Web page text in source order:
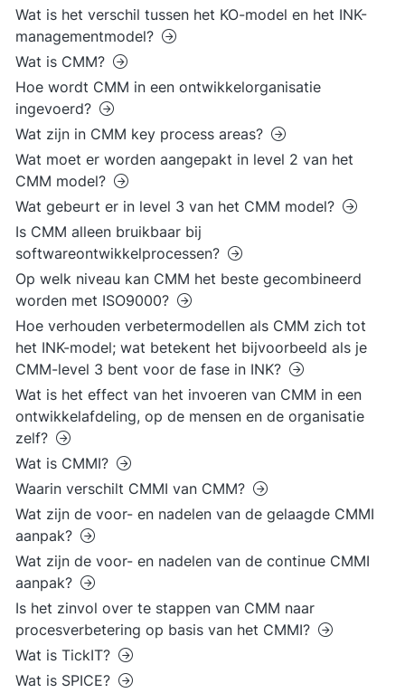
Wat is het verschil tussen het KO-model en het INK-
managementmodel?
Wat is CMM?
Hoe wordt CMM in een ontwikkelorganisatie
ingevoerd?
Wat zijn in CMM key process areas?
Wat moet er worden aangepakt in level 2 van het
CMM model?
Wat gebeurt er in level 3 van het CMM model?
Is CMM alleen bruikbaar bij
softwareontwikkelprocessen?
Op welk niveau kan CMM het beste gecombineerd
worden met ISO9000?
Hoe verhouden verbetermodellen als CMM zich tot
het INK-model; wat betekent het bijvoorbeeld als je
CMM-level 3 bent voor de fase in INK?
Wat is het effect van het invoeren van CMM in een
ontwikkelafdeling, op de mensen en de organisatie
zelf?
Wat is CMMI?
Waarin verschilt CMMI van CMM?
Wat zijn de voor- en nadelen van de gelaagde CMMI
aanpak?
Wat zijn de voor- en nadelen van de continue CMMI
aanpak?
Is het zinvol over te stappen van CMM naar
procesverbetering op basis van het CMMI?
Wat is TickIT?
Wat is SPICE?